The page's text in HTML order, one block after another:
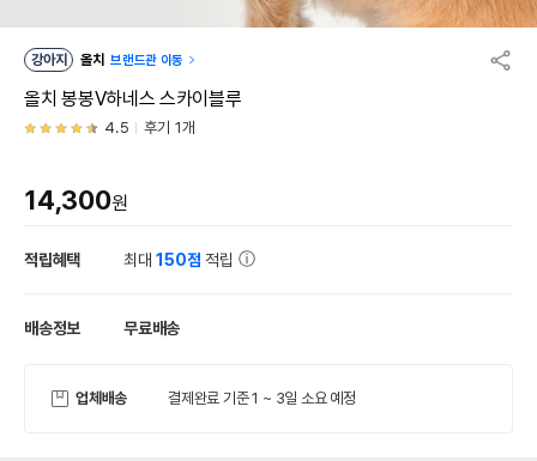
강아지 올치 브랜드관 이동
올치 봉봉V하네스 스카이블루
4.5 후기 1개
14,300원
적립혜택 최대150점 적립
배송정보 무료배송
업체배송 결제완료 기준 1 ~ 3일 소요 예정